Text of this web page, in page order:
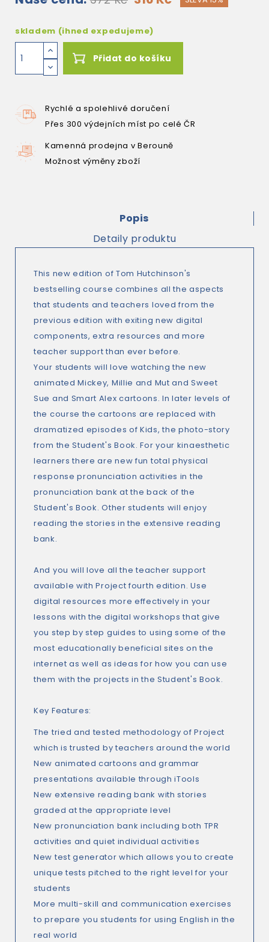
skladem (ihned expedujeme)
Přidat do košíku
Rychlé a spolehlivé doručení
Přes 300 výdejních míst po celé ČR
Kamenná prodejna v Berouně
Možnost výměny zboží
Popis
Detaily produktu
This new edition of Tom Hutchinson's
bestselling course combines all the aspects
that students and teachers loved from the
previous edition with exiting new digital
components, extra resources and more
teacher support than ever before.
Your students will love watching the new
animated Mickey, Millie and Mut and Sweet
Sue and Smart Alex cartoons. In later levels of
the course the cartoons are replaced with
dramatized episodes of Kids, the photo-story
from the Student's Book. For your kinaesthetic
learners there are new fun total physical
response pronunciation activities in the
pronunciation bank at the back of the
Student's Book. Other students will enjoy
reading the stories in the extensive reading
bank.
And you will love all the teacher support
available with Project fourth edition. Use
digital resources more effectively in your
lessons with the digital workshops that give
you step by step guides to using some of the
most educationally beneficial sites on the
internet as well as ideas for how you can use
them with the projects in the Student's Book.
Key Features:
The tried and tested methodology of Project
which is trusted by teachers around the world
New animated cartoons and grammar
presentations available through iTools
New extensive reading bank with stories
graded at the appropriate level
New pronunciation bank including both TPR
activities and quiet individual activities
New test generator which allows you to create
unique tests pitched to the right level for your
students
More multi-skill and communication exercises
to prepare you students for using English in the
real world